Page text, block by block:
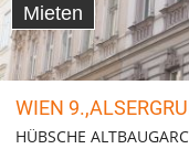
Mieten
WIEN
HÜBSCHE